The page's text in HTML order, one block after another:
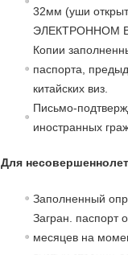
32мм (уши
ЭЛЕКТРОННОМ
Копии
паспорта,
китайских виз.
Письмо-
иностранных
Для
Заполненный
Загран. паспорт
месяцев на